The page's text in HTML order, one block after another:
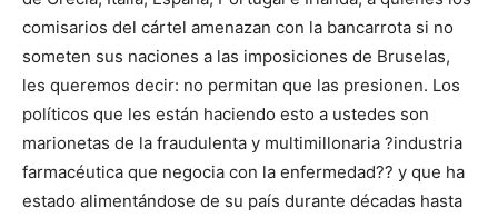
comisarios del cártel amenazan con la bancarrota si no
someten sus naciones a las imposiciones de Bruselas,
les queremos decir: no permitan que las presionen. Los
políticos que les están haciendo esto a ustedes son
marionetas de la fraudulenta y multimillonaria ?industria
farmacéutica que negocia con la enfermedad?? y que ha
estado alimentándose de su país durante décadas hasta